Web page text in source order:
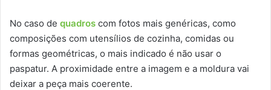
No caso de quadros com fotos mais genéricas, como
composições com utensílios de cozinha, comidas ou
formas geométricas, o mais indicado é não usar o
paspatur. A proximidade entre a imagem e a moldura vai
deixar a peça mais coerente.